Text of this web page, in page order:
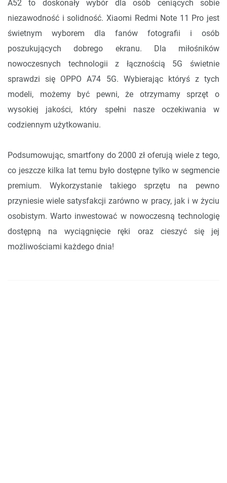
A52 to doskonały wybór dla osób ceniących sobie
niezawodność i solidność. Xiaomi Redmi Note 11 Pro jest
świetnym wyborem dla fanów fotografii i osób
poszukujących dobrego ekranu. Dla miłośników
nowoczesnych technologii z łącznością 5G świetnie
sprawdzi się OPPO A74 5G. Wybierając któryś z tych
modeli, możemy być pewni, że otrzymamy sprzęt o
wysokiej jakości, który spełni nasze oczekiwania w
codziennym użytkowaniu.
Podsumowując, smartfony do 2000 zł oferują wiele z tego,
co jeszcze kilka lat temu było dostępne tylko w segmencie
premium. Wykorzystanie takiego sprzętu na pewno
przyniesie wiele satysfakcji zarówno w pracy, jak i w życiu
osobistym. Warto inwestować w nowoczesną technologię
dostępną na wyciągnięcie ręki oraz cieszyć się jej
możliwościami każdego dnia!